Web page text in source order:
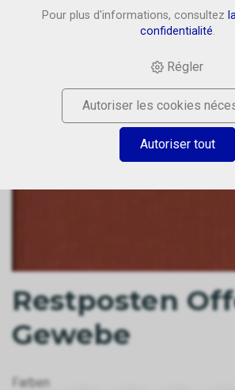
Restposten
Gewebe
Farben
Pour plus d'informations, consultez
confidentialité.
Régler
Autoriser les cookies
Autoriser tout